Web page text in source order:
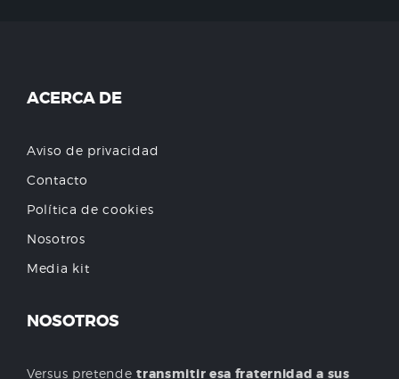
ACERCA DE
Aviso de privacidad
Contacto
Política de cookies
Nosotros
Media kit
NOSOTROS
Versus pretendetransmitir esa fraternidad a sus